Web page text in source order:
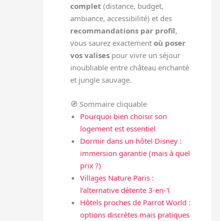
complet (distance, budget,
ambiance, accessibilité) et des
recommandations par profil,
vous saurez exactementoù poser
vos valises pour vivre un séjour
inoubliable entre château enchanté
et jungle sauvage.
🧭 Sommaire cliquable
Pourquoi bien choisir son
logement est essentiel
Dormir dans un hôtel Disney :
immersion garantie (mais à quel
prix ?)
Villages Nature Paris :
l’alternative détente 3-en-1
Hôtels proches de Parrot World :
options discrètes mais pratiques